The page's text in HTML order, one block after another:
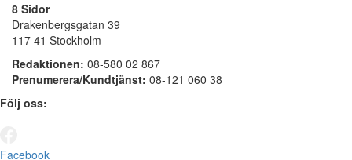
8 Sidor
Drakenbergsgatan 39
117 41 Stockholm
Redaktionen: 08-580 02 867
Prenumerera/Kundtjänst: 08-121 060 38
Följ oss:
Facebook